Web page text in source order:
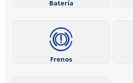
Batería
Frenos